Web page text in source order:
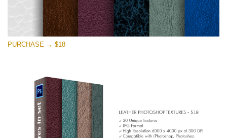
Large 6000*4000px
Download Gratuito
PURCHASE → $18